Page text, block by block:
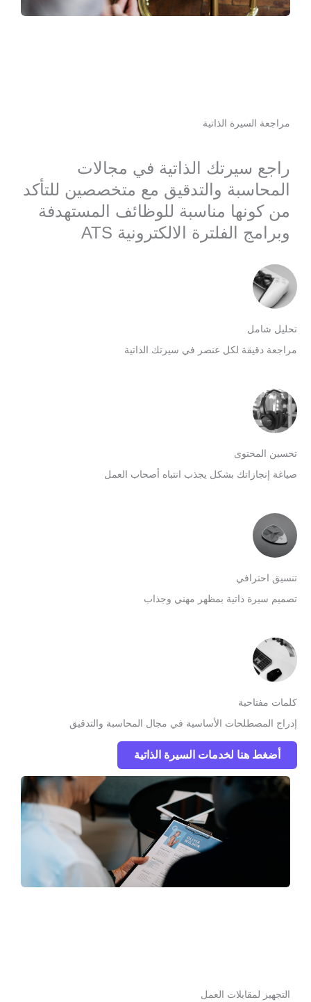
مراجعة السيرة الذاتية
راجع سيرتك الذاتية في مجالات
المحاسبة والتدقيق مع متخصصين​ للتأكد
من كونها مناسبة للوظائف المستهدفة
وبرامج الفلترة الالكترونية ATS
شامل
دقيقة لكل عنصر في سيرتك الذاتية
المحتوى
إنجازاتك بشكل يجذب انتباه أصحاب العمل
احترافي
سيرة ذاتية بمظهر مهني وجذاب
مفتاحية
المصطلحات الأساسية في مجال المحاسبة والتدقيق
أضغط هنا لخدمات السيرة الذاتية
التجهيز لمقابلات العمل